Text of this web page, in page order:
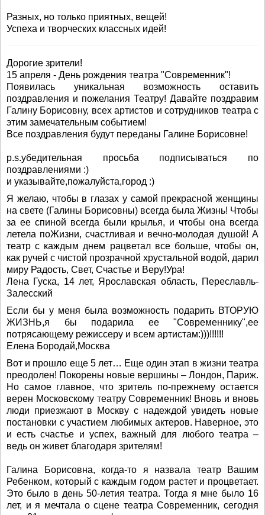
Разных, но только приятных, вещей!
Успеха и творческих классных идей!
Дорогие зрители!
15 апреля - День рождения театра "Современник"!
Появилась уникальная возможность оставить
поздравления и пожелания Театру! Давайте поздравим
Галину Борисовну, всех артистов и сотрудников театра с
этим замечательным событием!
Все поздравления будут переданы Галине Борисовне!
p.s.убедительная просьба подписываться по
поздравлениями :)
и указывайте,пожалуйста,город :)
Я желаю, чтобы в глазах у самой прекрасной женщины
на свете (Галины Борисовны) всегда была Жизнь! Чтобы
за ее спиной всегда были крылья, и чтобы она всегда
летела поЖизни, счастливая и вечно-молодая душой! А
театр с каждым днем рацветал все больше, чтобы он,
как ручей с чистой прозрачной хрустальной водой, дарил
миру Радость, Свет, Счастье и Веру!Ура!
Лена Гуска, 14 лет, Ярославская область, Переславль-
Залесский
Если бы у меня была возможность подарить ВТОРУЮ
ЖИЗНЬ,я бы подарила ее "Современнику",ее
потрясающему режиссеру и всем артистам:)))!!!!!!
Елена Бородай,Москва
Вот и прошло еще 5 лет… Еще один этап в жизни театра
преодолен! Покорены новые вершины – Лондон, Париж.
Но самое главное, что зритель по-прежнему остается
верен Московскому театру Современник! Вновь и вновь
люди приезжают в Москву с надеждой увидеть новые
постановки с участием любимых актеров. Наверное, это
и есть счастье и успех, важный для любого театра –
ведь он живет благодаря зрителям!
Галина Борисовна, когда-то я назвала театр Вашим
Ребенком, который с каждым годом растет и процветает.
Это было в день 50-летия театра. Тогда я мне было 16
лет, и я мечтала о сцене театра Современник, сегодня